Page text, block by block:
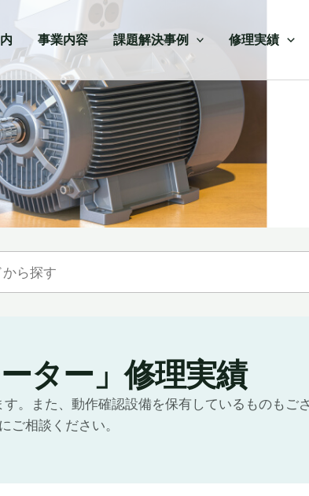
事業内容 課題解決事例 修理実績
ター」修理実績
。また、動作確認設備を保有しているものもご
ご相談ください。